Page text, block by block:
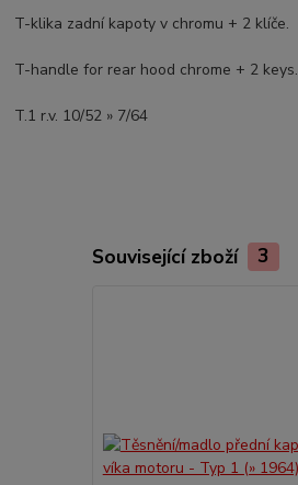
T-klika zadní kapoty v chromu + 2 klíče.
T-handle for rear hood chrome + 2 keys.
T.1 r.v. 10/52 » 7/64
Související zboží 3